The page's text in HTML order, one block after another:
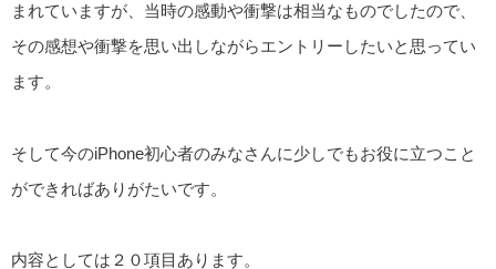
まれていますが、当時の感動や衝撃は相当なものでしたので、
その感想や衝撃を思い出しながらエントリーしたいと思ってい
ます。
そして今のiPhone初心者のみなさんに少しでもお役に立つこと
ができればありがたいです。
内容としては２０項目あります。